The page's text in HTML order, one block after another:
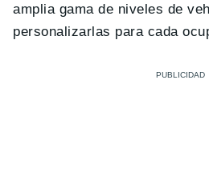
amplia gama de niveles de
personalizarlas para cada